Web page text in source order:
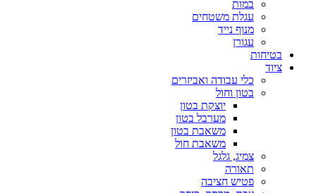
במות
עגלת משטחים
מנוף נייד
עגורן
בטיחות
ציוד
כלי עבודה ואביזרים
בטון וחול
יוצקת בטון
מערבל בטון
משאבת בטון
משאבת חול
צמיג, גלגל
תאורה
פטיש חציבה